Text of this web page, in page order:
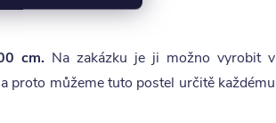
cm. Na zakázku je ji možno vyrobit v
proto můžeme tuto postel určitě každému